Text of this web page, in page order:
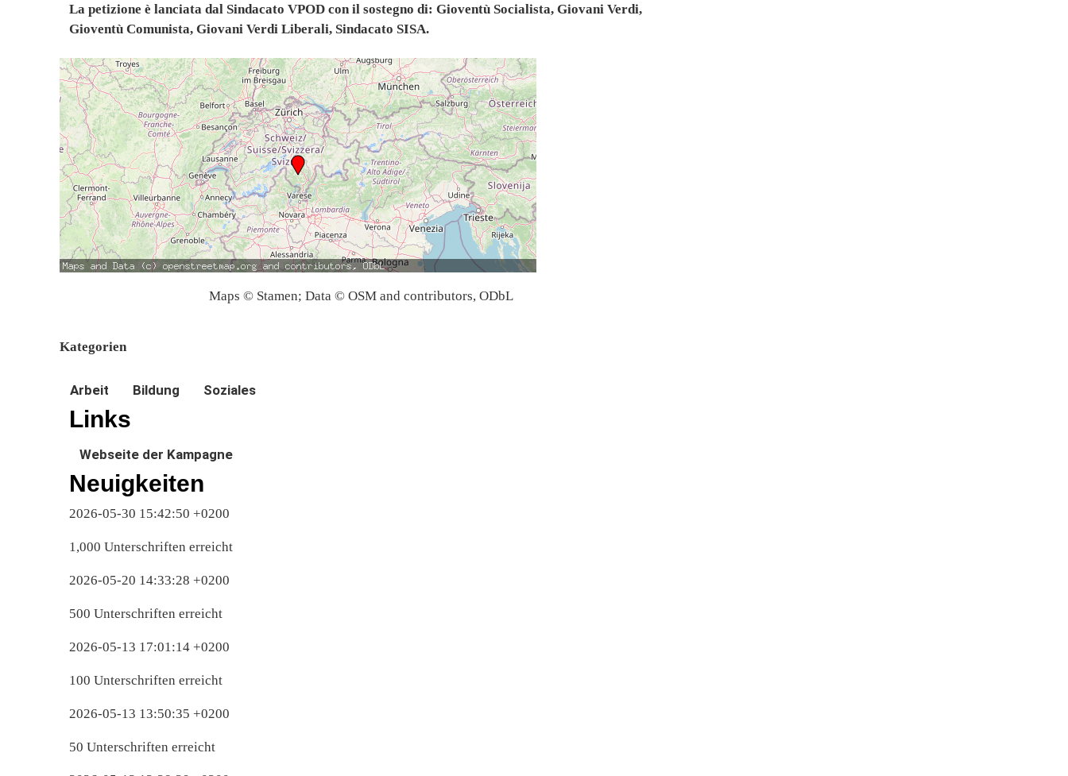
La petizione è lanciata dal Sindacato VPOD con il sostegno di: Gioventù Socialista, Giovani Verdi,
Gioventù Comunista, Giovani Verdi Liberali, Sindacato SISA.
Maps © Stamen; Data © OSM and contributors, ODbL
Kategorien
Arbeit Bildung Soziales
Links
Webseite der Kampagne
Neuigkeiten
2026-05-30 15:42:50 +0200
1,000 Unterschriften erreicht
2026-05-20 14:33:28 +0200
500 Unterschriften erreicht
2026-05-13 17:01:14 +0200
100 Unterschriften erreicht
2026-05-13 13:50:35 +0200
50 Unterschriften erreicht